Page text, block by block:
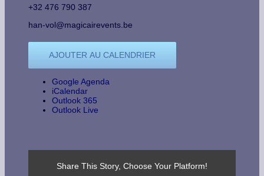
+32 476 790 387
han-vol@magicairevents.be
AJOUTER AU CALENDRIER
Google Agenda
iCalendar
Outlook 365
Outlook Live
Share This Story, Choose Your Platform!